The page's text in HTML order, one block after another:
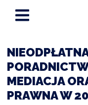
MEDIACJA
PRAWNA W